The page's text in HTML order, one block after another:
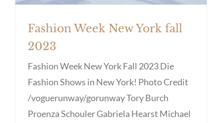
Fashion Week New York fall
2023
Fashion Week New York Fall 2023 Die
Fashion Shows in New York! Photo Credit
/voguerunway/gorunway Tory Burch
Proenza Schouler Gabriela Hearst Michael